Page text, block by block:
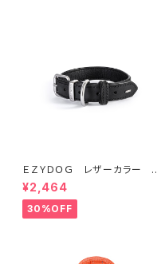
ＥＺＹＤＯＧ レザーカラー S
(全2色)
¥2,464
30%OFF